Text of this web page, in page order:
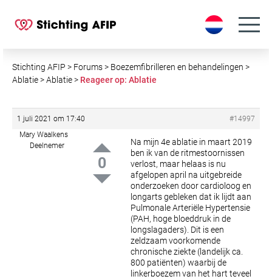
Stichting AFIP > Forums> Boezemfibrilleren en behandelingen >
Ablatie>Ablatie> Reageer op: Ablatie
1 juli 2021 om 17:40
#14997
Mary Waalkens
Deelnemer
0
Na mijn 4e ablatie in maart 2019
ben ik van de ritmestoornissen
verlost, maar helaas is nu
afgelopen april na uitgebreide
onderzoeken door cardioloog en
longarts gebleken dat ik lijdt aan
Pulmonale Arteriële Hypertensie
(PAH, hoge bloeddruk in de
longslagaders). Dit is een
zeldzaam voorkomende
chronische ziekte (landelijk ca.
800 patiënten) waarbij de
linkerboezem van het hart teveel